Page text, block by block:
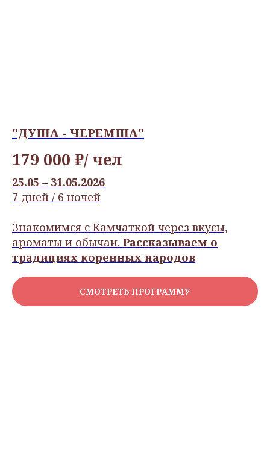
"ДУША - ЧЕРЕМША"
179 000 ₽/ чел
25.05 – 31.05.2026
7 дней / 6 ночей
Знакомимся с Камчаткой через вкусы,
ароматы и обычаи. Рассказываем о
традициях коренных народов
СМОТРЕТЬ ПРОГРАММУ